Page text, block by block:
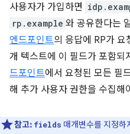
사용자가 가입하면
rp.example 와 공유한다는
엔드포인트의 응답에 RP가 요
개 텍스트에 이 필드가 포함되
드포인트에서 요청된 모든 필
해 추가 사용자 권한을 수집해
참고: fields 매개변수를 지정하